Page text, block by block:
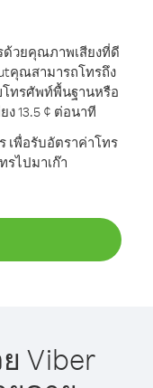
วยคุณภาพเสียงที่ดี
คุณสามารถโทรถึง
โทรศัพท์พื้นฐานหรือ
13.5 ¢ ต่อนาที
เพื่อรับอัตราค่าโทร
ไปมาเก๊า
Viber